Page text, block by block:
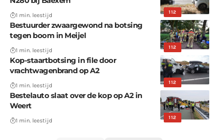
112
1 min. leestijd
112
Bestuurder zwaargewond na botsing
tegen boom in Meijel
1 min. leestijd
112
Kop-staartbotsing in file door
vrachtwagenbrand op A2
1 min. leestijd
112
Bestelauto slaat over de kop op A2 in
Weert
1 min. leestijd